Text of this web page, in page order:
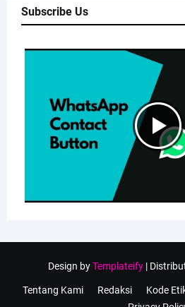
Subscribe Us
Design byTemplateify|
Tentang Kami Redaksi Kode